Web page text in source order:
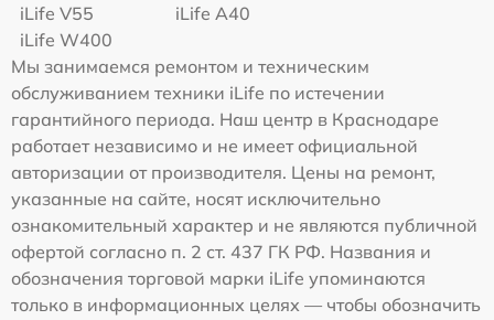
iLife V55
iLife A40
iLife W400
Мы занимаемся ремонтом и техническим
обслуживанием техники iLife по истечении
гарантийного периода. Наш центр в Краснодаре
работает независимо и не имеет официальной
авторизации от производителя. Цены на ремонт,
указанные на сайте, носят исключительно
ознакомительный характер и не являются публичной
офертой согласно п. 2 ст. 437 ГК РФ. Названия и
обозначения торговой марки iLife упоминаются
только в информационных целях — чтобы обозначить